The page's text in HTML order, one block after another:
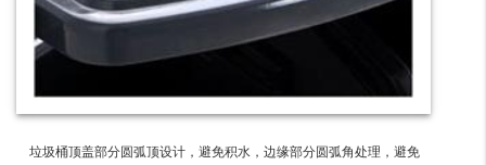
垃圾桶顶盖部分圆弧顶设计，避免积水，边缘部分圆弧角处理，避免